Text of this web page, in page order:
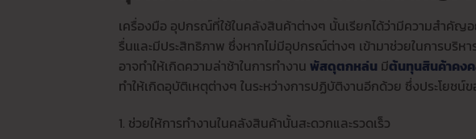
เครื่องมือ อุปกรณ์ที่ใช้ในคลังสินค้าต่างๆ นั้นเรียกได้ว่ามีความสำคัญ
รื่นและมีประสิทธิภาพ ซึ่งหากไม่มีอุปกรณ์ต่างๆ เข้ามาช่วยในการบริห
อาจทำให้เกิดความล่าช้าในการทำงาน พัสดุตกหล่น มีต้นทุนสินค้าคง
ทำให้เกิดอุบัติเหตุต่างๆ ในระหว่างการปฏิบัติงานอีกด้วย ซึ่งประโยช
1. ช่วยให้การทำงานในคลังสินค้านั้นสะดวกและรวดเร็ว